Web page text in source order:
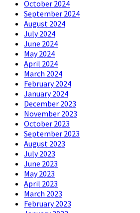
October 2024
September 2024
August 2024
July 2024
June 2024
May 2024
April 2024
March 2024
February 2024
January 2024
December 2023
November 2023
October 2023
September 2023
August 2023
July 2023
June 2023
May 2023
April 2023
March 2023
February 2023